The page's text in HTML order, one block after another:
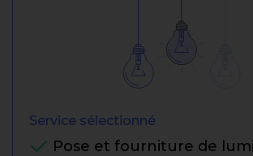
Service sélectionné
Pose et fourniture de